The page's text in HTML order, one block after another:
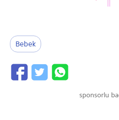
Bebek
sponsorlu